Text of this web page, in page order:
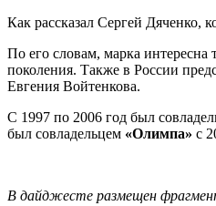
Как рассказал Сергей Дяченко,
По его словам, марка
поколения. Также в России
Евгения Войтенкова.
С 1997 по 2006 год был
был совладельцем «Олимпа» с
В дайджесте размещен